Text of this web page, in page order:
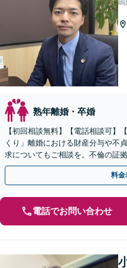
嶋
熟年離婚・卒婚
【初回相談無料】【電話相談可】
くり」離婚における財産分与や不
求についてもご相談を。不倫の証
面談】【四条駅徒歩4分／五条駅徒
料金
電話でお問い合わせ